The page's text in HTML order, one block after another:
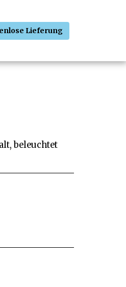
Lieferung
beleuchtet